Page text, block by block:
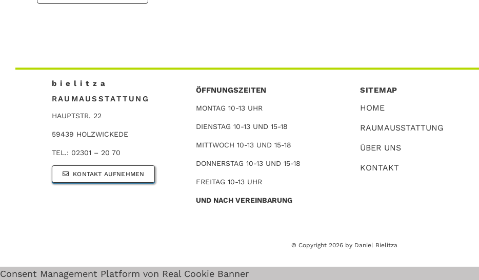
b i e l i t z a
RAUMAUSSTATTUNG
HAUPTSTR. 22
59439 HOLZWICKEDE
TEL.: 02301 – 20 70
KONTAKT AUFNEHMEN
ÖFFNUNGSZEITEN
MONTAG 10-13 UHR
DIENSTAG 10-13 UND 15-18
MITTWOCH 10-13 UND 15-18
DONNERSTAG 10-13 UND 15-18
FREITAG 10-13 UHR
UND NACH VEREINBARUNG
SITEMAP
HOME
RAUMAUSSTATTUNG
ÜBER UNS
KONTAKT
© Copyright 2026 by Daniel Bielitza
Consent Management Platform von Real Cookie Banner